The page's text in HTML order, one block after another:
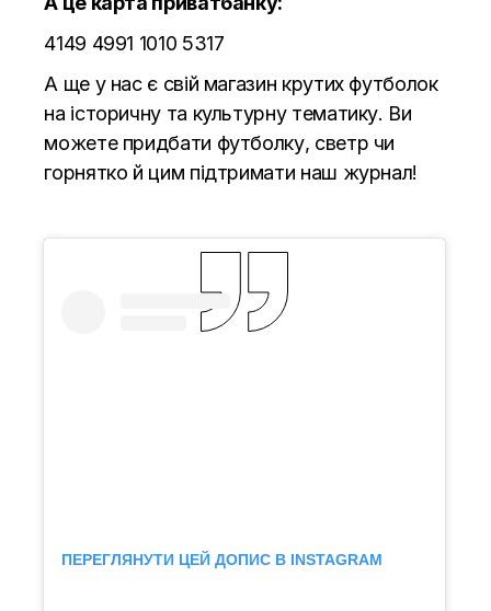
4149 4991 1010 5317
А ще у нас є свій магазин крутих футболок
на історичну та культурну тематику. Ви
можете придбати футболку, светр чи
горнятко й цим підтримати наш журнал!
ПЕРЕГЛЯНУТИ ЦЕЙ ДОПИС В INSTAGRAM